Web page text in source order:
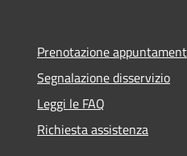
Prenotazione
Segnalazione disservizio
Leggi le FAQ
Richiesta assistenza